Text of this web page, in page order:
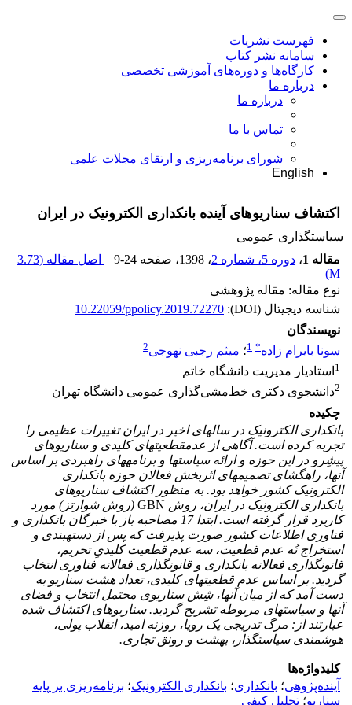
فهرست نشریات
سامانه نشر کتاب
کارگاه‌ها و دوره‌های آموزشی تخصصی
درباره ما
درباره ما
تماس با ما
شورای برنامه‌ریزی و ارتقای مجلات علمی
English
اکتشاف سناریوهای آینده بانکداری الکترونیک در ایران
سیاستگذاری عمومی
مقاله 1
، دوره 5، شماره 2 ، 1398 ، صفحه 9-24 اصل مقاله (3.73
M
)
نوع مقاله: مقاله پژوهشی
شناسه دیجیتال (DOI):
10.22059/ppolicy.2019.72270
نویسندگان
سونا بایرام زاده*
1؛ میثم رجبی نهوجی2
1 استادیار مدیریت دانشگاه خاتم
2دانشجوی دکتری خط‌مشی‌گذاری عمومی دانشگاه تهران
چکیده
بانکداری الکترونیک در سال­های اخیر در ایران تغییرات عظیمی را
تجربه کرده است. آگاهی از عدم­قطعیت­های کلیدی و سناریوهای
پیشِ­رو در این حوزه و ارائه سیاست­ها و برنامه­های راهبردی بر اساس
آن­ها، راهگشای تصمیم­های اثربخش فعالان حوزه بانکداری
الکترونیک کشور خواهد بود. به منظور اکتشاف سناریوهای
بانکداری الکترونیک در ایران، روش GBN (روش شوارتز) مورد
کاربرد قرار گرفته است. ابتدا 17 مصاحبه باز با خبرگان بانکداری و
فناوری اطلاعات کشور صورت پذیرفت که پس از دسته­بندی و
استخراج نُه عدم قطعیت، سه عدم قطعیت­ کلیدیِ تحریم،
قانونگذاری فعالانه بانکداری و قانونگذاری فعالانه فناوریانتخاب
گردید. بر اساس عدم قطعیت­های کلیدی، تعداد هشت سناریو به
دست آمد که از میان آنها، شِش سناریوی محتمل انتخاب و فضای
آنها و سیاست­های مربوطه تشریح گردید. سناریوهای اکتشاف شده
عبارتند از: مرگ تدریجی یک رویا، روزنه امید، انقلاب پولی،
هوشمندی سیاستگذار ، بهشت و رونق تجاری.
کلیدواژه‌ها
آینده‌پژوهی؛ بانکداری؛ بانکداری الکترونیک؛ برنامه‌ریزی بر پایه
سناریو؛ تحلیل کیفی